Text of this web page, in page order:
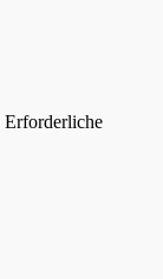
Erforderliche